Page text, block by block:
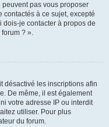
pas vous proposer
contactés à ce sujet, excepté
dois-je contacter à propos de
forum ? ».
désactivé les inscriptions afin
De même, il est également
votre adresse IP ou interdit
utiliser. Pour plus
du forum.